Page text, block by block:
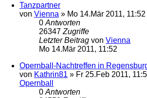
Tanzpartner
von Vienna » Mo 14.Mär 2011, 11:52
0 Antworten
26347 Zugriffe
Letzter Beitrag von Vienna
Mo 14.Mär 2011, 11:52
Opernball-Nachtreffen in
von Kathrin81 » Fr 25.Feb 2011,
Opernball
0 Antworten